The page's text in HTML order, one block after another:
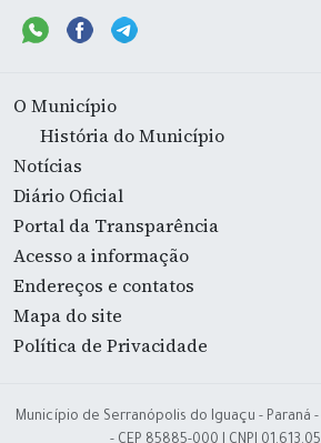
O Município
História do Município
Notícias
Diário Oficial
Portal da Transparência
Acesso a informação
Endereços e contatos
Mapa do site
Política de Privacidade
Município de Serranópolis do Iguaçu - Paraná -